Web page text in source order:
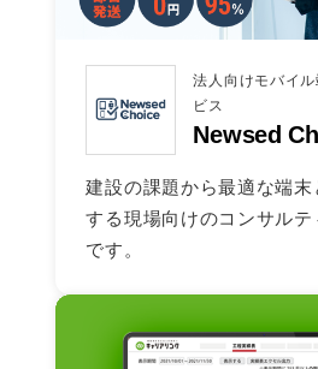
法人向けモバイ
ビス
Newsed
建設の課題から最適な端
する現場向けのコンサルテ
です。